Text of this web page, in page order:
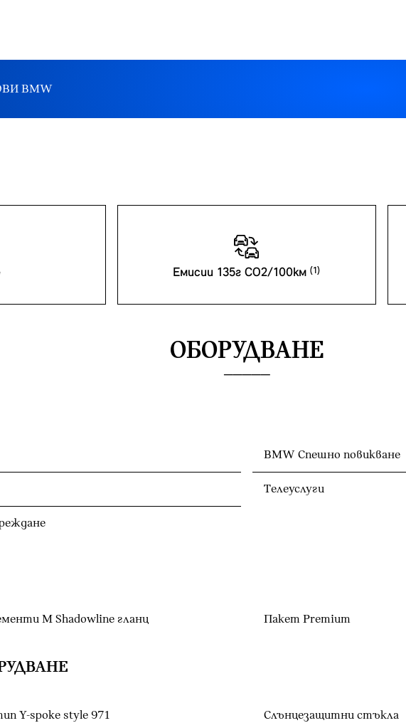
BMW
Емисии 135г CO2/100км
ОБОРУДВАНЕ
BMW Спешно повикване
Телеуслуги
M Shadowline гланц Пакет Premium
Y-spoke style 971 Слънцезащитни стъкла